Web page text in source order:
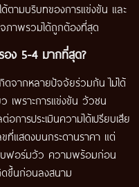
ตามบริบทของการแข่งขัน และ
จภาพรวมได้ถูกต้องที่สุด
อง 5-4 มากที่สุด?
ดจากหลายปัจจัยร่วมกัน ไม่ได้
เพราะการแข่งขัน วัวชน
การประเมินความได้เปรียบเสีย
ขที่แสดงบนกระดานราคา แต่
บฟอร์มวัว ความพร้อมก่อน
ดขึ้นก่อนลงสนาม